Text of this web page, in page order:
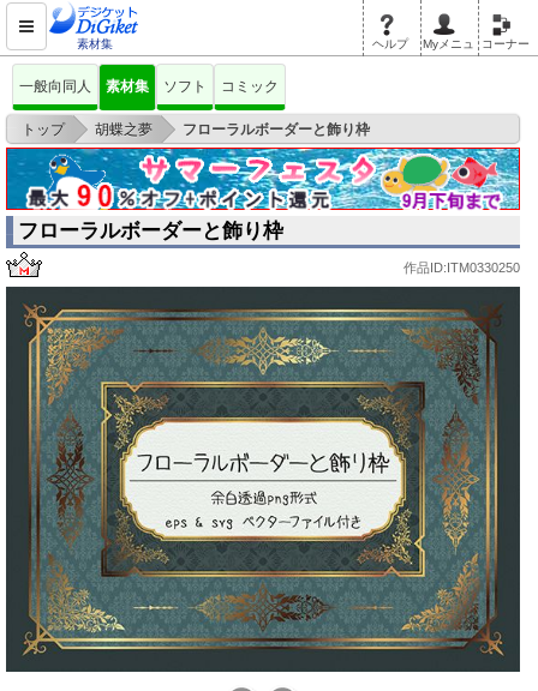
素材集 ヘルプ Myメニュ コーナー
一般向同人 素材集 ソフト コミック
トップ > 胡蝶之夢 > フローラルボーダーと飾り枠
フローラルボーダーと飾り枠
作品ID:ITM0330250